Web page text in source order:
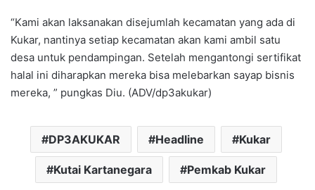
“Kami akan laksanakan disejumlah kecamatan yang ada di
Kukar, nantinya setiap kecamatan akan kami ambil satu
desa untuk pendampingan. Setelah mengantongi sertifikat
halal ini diharapkan mereka bisa melebarkan sayap bisnis
mereka, ” pungkas Diu. (ADV/dp3akukar)
DP3AKUKAR Headline Kukar
Kutai Kartanegara Pemkab Kukar